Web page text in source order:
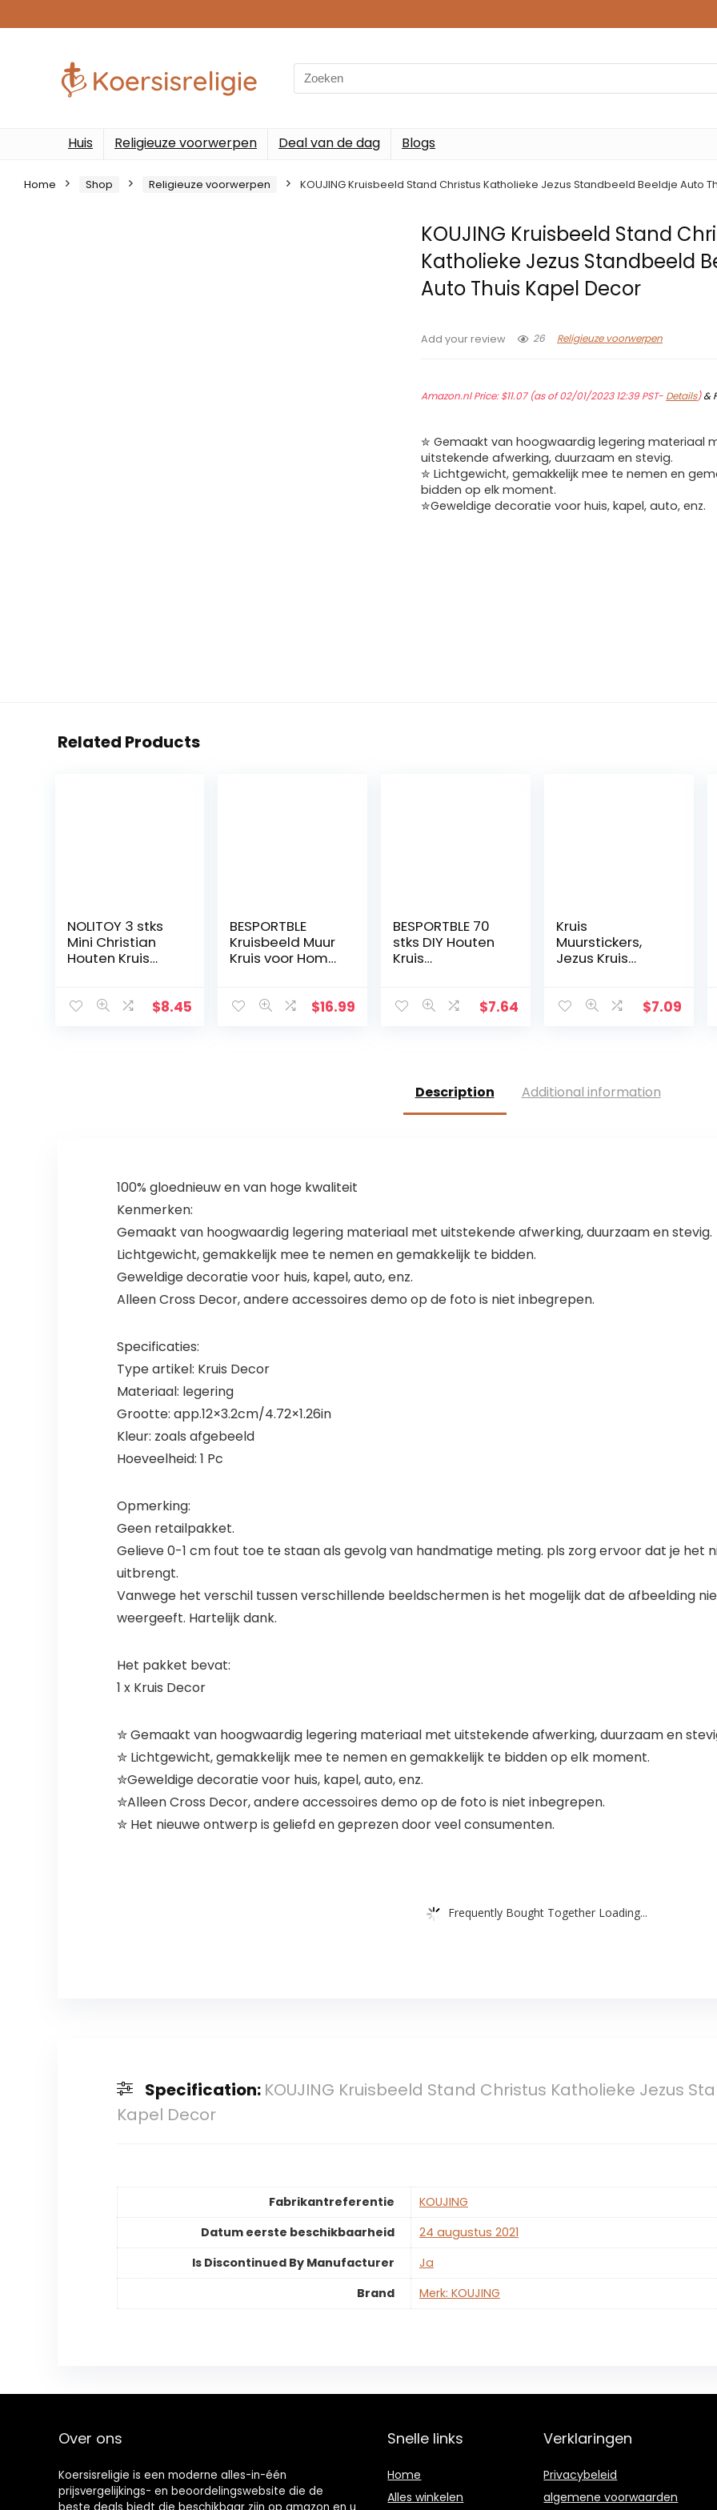
Search
for:
Huis Religieuze voorwerpen Deal van de dag Blogs
Home Shop Religieuze voorwerpen KOUJING Kruisbeeld Stand Christus Katholieke Jezus Standbeeld Beeldje Auto
KOUJING Kruisbeeld Stand
Katholieke Jezus Standbeeld
Auto Thuis Kapel Decor
Add your review 26 Religieuze voorwerpen
Amazon.nl Price:$11.07(as of 02/01/2023 12:39 PST- Details)&
✮ Gemaakt van hoogwaardig legering materiaal
uitstekende afwerking, duurzaam en stevig.
✮ Lichtgewicht, gemakkelijk mee te nemen en
bidden op elk moment.
✮Geweldige decoratie voor huis, kapel, auto, enz.
Related Products
NOLITOY 3 stks
Mini Christian
Houten Kruis
Desktop
$8.45
BESPORTBLE
Kruisbeeld Muur
Kruis voor Home
Kruisbeeld
$16.99
BESPORTBLE 70
stks DIY Houten
Kruis
Sieraden Ketting
$7.64
Kruis
Muurstickers,
Jezus Kruis
Leben Von
Bijbelaccessoire
s, Kerstcadeaus
$7.09
Description Additional information
100% gloednieuw en van hoge kwaliteit
Kenmerken:
Gemaakt van hoogwaardig legering materiaal met uitstekende afwerking, duurzaam en stevig.
Lichtgewicht, gemakkelijk mee te nemen en gemakkelijk te bidden.
Geweldige decoratie voor huis, kapel, auto, enz.
Alleen Cross Decor, andere accessoires demo op de foto is niet inbegrepen.
Specificaties:
Type artikel: Kruis Decor
Materiaal: legering
Grootte: app.12×3.2cm/4.72×1.26in
Kleur: zoals afgebeeld
Hoeveelheid: 1 Pc
Opmerking:
Geen retailpakket.
Gelieve 0-1 cm fout toe te staan als gevolg van handmatige meting. pls zorg ervoor dat je het
uitbrengt.
Vanwege het verschil tussen verschillende beeldschermen is het mogelijk dat de afbeelding
weergeeft. Hartelijk dank.
Het pakket bevat:
1 x Kruis Decor
✮ Gemaakt van hoogwaardig legering materiaal met uitstekende afwerking, duurzaam en
✮ Lichtgewicht, gemakkelijk mee te nemen en gemakkelijk te bidden op elk moment.
✮Geweldige decoratie voor huis, kapel, auto, enz.
✮Alleen Cross Decor, andere accessoires demo op de foto is niet inbegrepen.
✮ Het nieuwe ontwerp is geliefd en geprezen door veel consumenten.
Frequently Bought Together Loading...
Specification: KOUJING Kruisbeeld Stand Christus Katholieke Jezus
Kapel Decor
Fabrikantreferentie
KOUJING
Datum eerste beschikbaarheid
24 augustus 2021
Is Discontinued By Manufacturer
Ja
Brand
Merk: KOUJING
Over ons
Koersisreligie is een moderne alles-in-één
prijsvergelijkings- en beoordelingswebsite die de
Snelle links
Home
Alles winkelen
Verklaringen
Privacybeleid
algemene voorwaarden